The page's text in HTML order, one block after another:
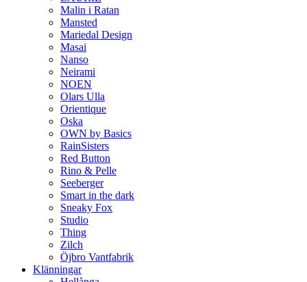
Malin i Ratan
Mansted
Mariedal Design
Masai
Nanso
Neirami
NOEN
Olars Ulla
Orientique
Oska
OWN by Basics
RainSisters
Red Button
Rino & Pelle
Seeberger
Smart in the dark
Sneaky Fox
Studio
Thing
Zilch
Öjbro Vantfabrik
Klänningar